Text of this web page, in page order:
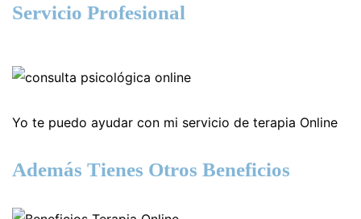
Servicio Profesional
Yo te puedo ayudar con mi servicio de terapia Online
Además Tienes Otros Beneficios